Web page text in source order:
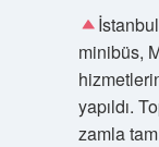
minibüs,
yapıldı.
zamla